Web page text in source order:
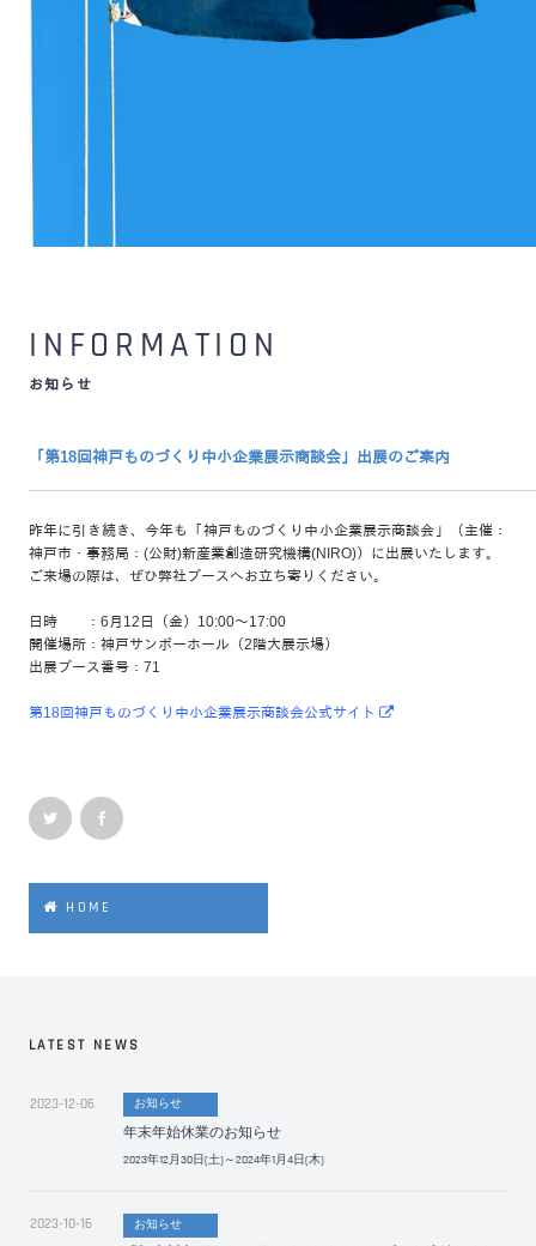
INFORMATION
お知らせ
「第18回神戸ものづくり中小企業展示商談会」出展のご案内
昨年に引き続き、今年も「神戸ものづくり中小企業展示商談会」（主催：
神戸市・事務局：(公財)新産業創造研究機構(NIRO)）に出展いたします。
ご来場の際は、ぜひ弊社ブースへお立ち寄りください。
日時 ：6月12日（金）10:00～17:00
開催場所：神戸サンボーホール（2階大展示場）
出展ブース番号：71
第18回神戸ものづくり中小企業展示商談会公式サイト
HOME
LATEST NEWS
2023-12-06 お知らせ
年末年始休業のお知らせ
2023年12月30日(土)～2024年1月4日(木)
2023-10-16 お知らせ